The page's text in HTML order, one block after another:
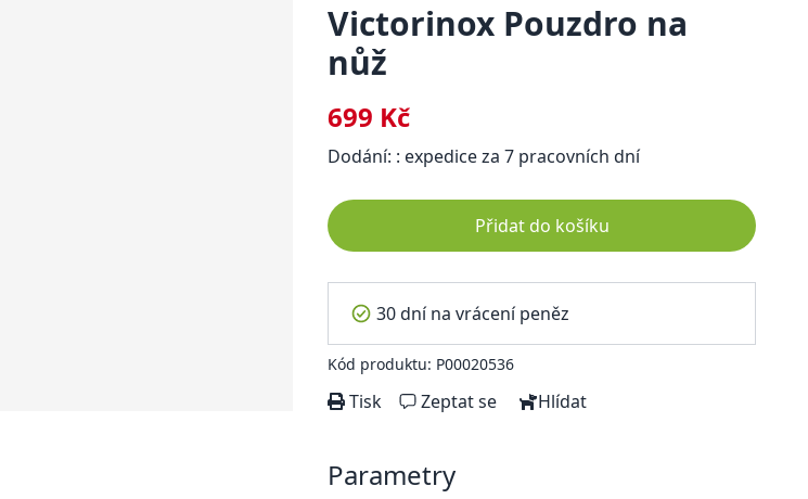
Victorinox Pouzdro na
nůž
699 Kč
Dodání: : expedice za 7 pracovních dní
Přidat do košíku
30 dní na vrácení peněz
Kód produktu: P00020536
Tisk Zeptat se Hlídat
Parametry